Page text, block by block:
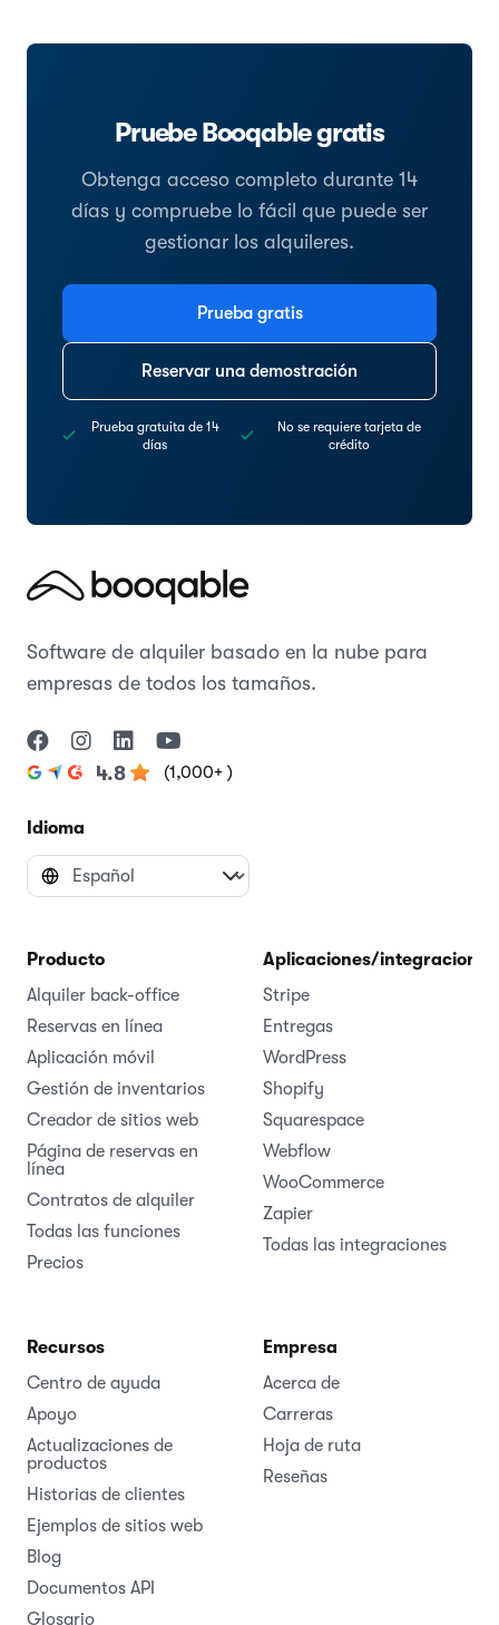
Pruebe Booqable gratis
Obtenga acceso completo durante 14
días y compruebe lo fácil que puede ser
gestionar los alquileres.
Prueba gratis
Reservar una demostración
Prueba gratuita de 14
días
No se requiere tarjeta de
crédito
Software de alquiler basado en la nube para
empresas de todos los tamaños.
4.8 (1,000+ )
Idioma
Producto
Alquiler back-office
Reservas en línea
Aplicación móvil
Gestión de inventarios
Creador de sitios web
Página de reservas en
línea
Contratos de alquiler
Todas las funciones
Precios
Aplicaciones/integraciones
Stripe
Entregas
WordPress
Shopify
Squarespace
Webflow
WooCommerce
Zapier
Todas las integraciones
Recursos
Centro de ayuda
Apoyo
Actualizaciones de
productos
Historias de clientes
Ejemplos de sitios web
Blog
Documentos API
Glosario
Empresa
Acerca de
Carreras
Hoja de ruta
Reseñas